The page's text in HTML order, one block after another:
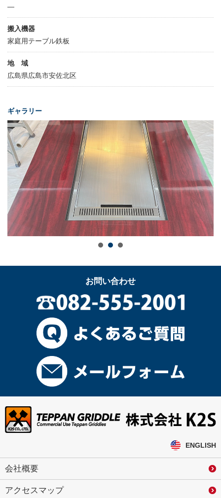
—
搬入機器
家庭用テーブル鉄板
地 域
広島県広島市安佐北区
ギャラリー
お問い合わせ
ENGLISH
会社概要
アクセスマップ